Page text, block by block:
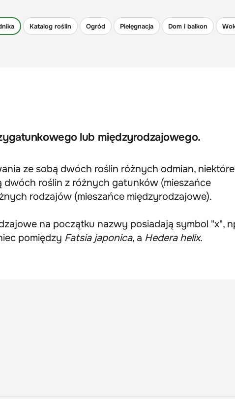
Katalog roślin Ogród Pielęgnacja Dom i balkon
lub międzyrodzajowego.
ze sobą dwóch roślin różnych odmian, niektóre
roślin z różnych gatunków (mieszańce
rodzajów (mieszańce międzyrodzajowe).
na początku nazwy posiadają symbol "x",
pomiędzy Fatsia japonica, a Hedera helix.